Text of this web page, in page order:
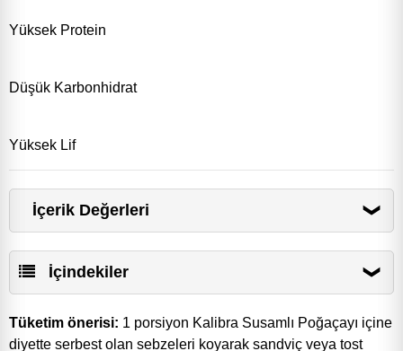
Yüksek Protein
Düşük Karbonhidrat
Yüksek Lif
İçerik Değerleri
Enerji (kJ/kcal)
Doymuş Yağ (g)
7,4
4,4
İçindekiler
yüksek oleik asitli ayçiçek yağı, bezelye proteini, natürel
Tüketim önerisi: 1 porsiyon Kalibra Susamlı Poğaçayı içine
diyette serbest olan sebzeleri koyarak sandviç veya tost